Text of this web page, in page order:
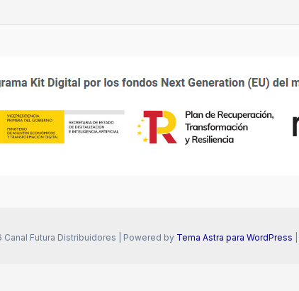
Futura Distribuidores | Powered by Tema Astra para WordPress